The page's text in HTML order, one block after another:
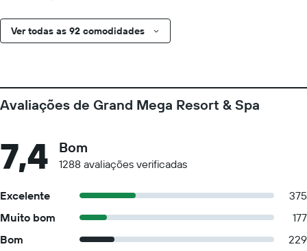
Ver todas as 92 comodidades
Avaliações de Grand Mega Resort & Spa
7,4 Bom
1288 avaliações verificadas
Excelente
375
Muito bom
177
Bom
229